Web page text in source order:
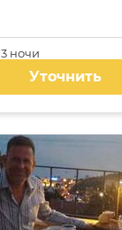
3 ночи
Уточнить